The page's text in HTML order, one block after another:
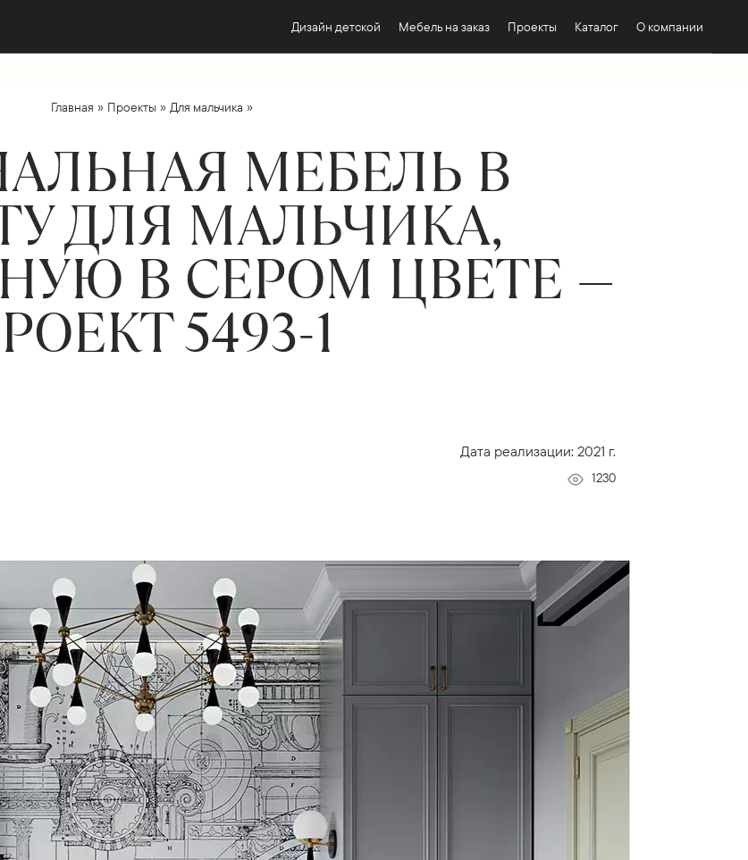
Дизайн детской Мебель на заказ Проекты Каталог О компании
Главная » Проекты » Для мальчика »
МЕБЕЛЬ В
ДЛЯ МАЛЬЧИКА,
В СЕРОМ ЦВЕТЕ —
5493-1
Дата реализации: 2021 г.
1230